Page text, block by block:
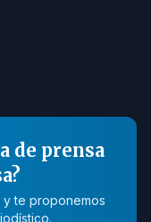
de prensa
y te proponemos